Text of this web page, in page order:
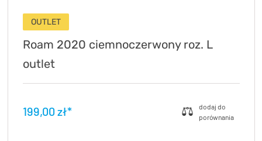
OUTLET
Roam 2020 ciemnoczerwony roz. L
outlet
199,00 zł*